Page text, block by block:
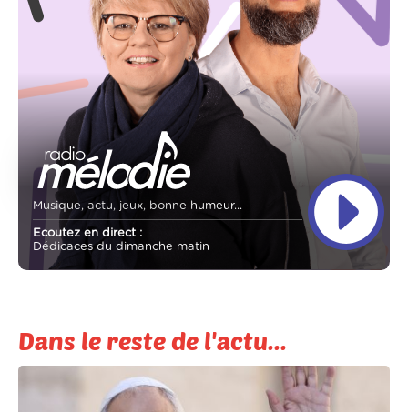
Musique, actu, jeux, bonne humeur...
Ecoutez en direct :
Dédicaces du dimanche matin
Dans le reste de l'actu...